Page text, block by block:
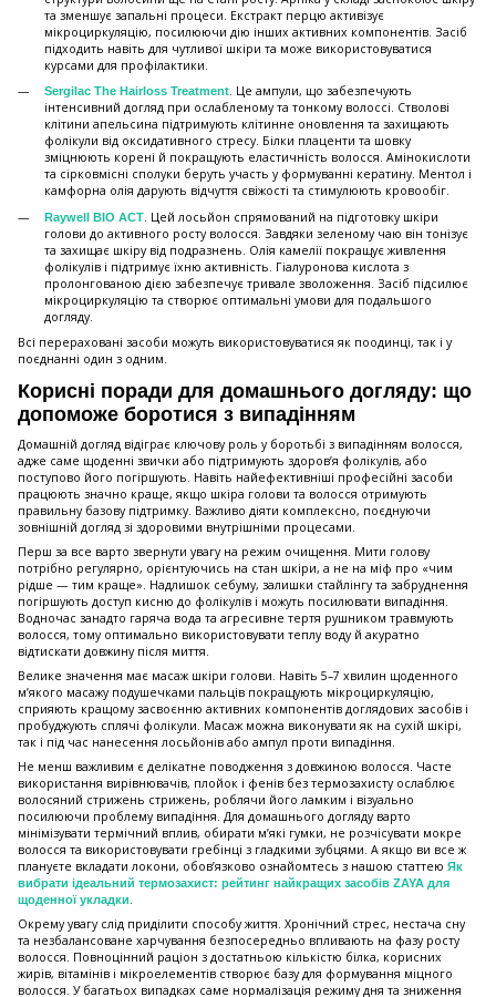
та зменшує запальні процеси. Екстракт перцю активізує
мікроциркуляцію, посилюючи дію інших активних компонентів. Засіб
підходить навіть для чутливої шкіри та може використовуватися
курсами для профілактики.
Sergilac The Hairloss Treatment. Це ампули, що забезпечують
інтенсивний догляд при ослабленому та тонкому волоссі. Стволові
клітини апельсина підтримують клітинне оновлення та захищають
фолікули від оксидативного стресу. Білки плаценти та шовку
зміцнюють корені й покращують еластичність волосся. Амінокислоти
та сірковмісні сполуки беруть участь у формуванні кератину. Ментол і
камфорна олія дарують відчуття свіжості та стимулюють кровообіг.
Raywell BIO ACT . Цей лосьйон спрямований на підготовку шкіри
голови до активного росту волосся. Завдяки зеленому чаю він тонізує
та захищає шкіру від подразнень. Олія камелії покращує живлення
фолікулів і підтримує їхню активність. Гіалуронова кислота з
пролонгованою дією забезпечує тривале зволоження. Засіб підсилює
мікроциркуляцію та створює оптимальні умови для подальшого
догляду.
Всі перераховані засоби можуть використовуватися як поодинці, так і у
поєднанні один з одним.
Корисні поради для домашнього догляду: що
допоможе боротися з випадінням
Домашній догляд відіграє ключову роль у боротьбі з випадінням волосся,
адже саме щоденні звички або підтримують здоров’я фолікулів, або
поступово його погіршують. Навіть найефективніші професійні засоби
працюють значно краще, якщо шкіра голови та волосся отримують
правильну базову підтримку. Важливо діяти комплексно, поєднуючи
зовнішній догляд зі здоровими внутрішніми процесами.
Перш за все варто звернути увагу на режим очищення. Мити голову
потрібно регулярно, орієнтуючись на стан шкіри, а не на міф про «чим
рідше — тим краще». Надлишок себуму, залишки стайлінгу та забруднення
погіршують доступ кисню до фолікулів і можуть посилювати випадіння.
Водночас занадто гаряча вода та агресивне тертя рушником травмують
волосся, тому оптимально використовувати теплу воду й акуратно
відтискати довжину після миття.
Велике значення має масаж шкіри голови. Навіть 5–7 хвилин щоденного
м’якого масажу подушечками пальців покращують мікроциркуляцію,
сприяють кращому засвоєнню активних компонентів доглядових засобів і
пробуджують сплячі фолікули. Масаж можна виконувати як на сухій шкірі,
так і під час нанесення лосьйонів або ампул проти випадіння.
Не менш важливим є делікатне поводження з довжиною волосся. Часте
використання вирівнювачів, плойок і фенів без термозахисту ослаблює
волосяний стрижень стрижень, роблячи його ламким і візуально
посилюючи проблему випадіння. Для домашнього догляду варто
мінімізувати термічний вплив, обирати м’які гумки, не розчісувати мокре
волосся та використовувати гребінці з гладкими зубцями. А якщо ви все ж
плануєте вкладати локони, обов’язково ознайомтесь з нашою статтею Як
вибрати ідеальний термозахист: рейтинг найкращих засобів ZAYA для
щоденної укладки
Окрему увагу слід приділити способу життя. Хронічний стрес, нестача сну
та незбалансоване харчування безпосередньо впливають на фазу росту
волосся. Повноцінний раціон з достатньою кількістю білка, корисних
жирів, вітамінів і мікроелементів створює базу для формування міцного
волосся. У багатьох випадках саме нормалізація режиму дня та зниження